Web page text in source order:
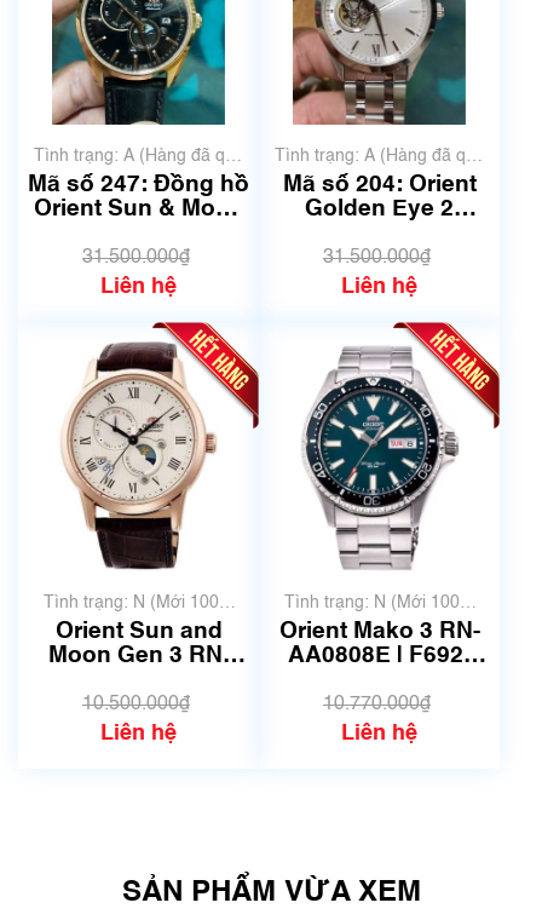
Tình trạng: A (Hàng đã qua
sử dụng nhưng rất đẹp,
không có xước)
Mã số 247: Đồng hồ
Orient Sun & Moon
nhật | Quang Lâm.
31.500.000₫
Liên hệ
Tình trạng: A (Hàng đã qua
sử dụng nhưng rất đẹp,
không có xước)
Mã số 204: Orient
Golden Eye 2
Hàng Nhật Nội địa
31.500.000₫
Liên hệ
Tình trạng: N (Mới 100%
chưa qua sử dụng)
Orient Sun and
Moon Gen 3 RN-
42mm | Mã số 6397
10.500.000₫
Liên hệ
Tình trạng: N (Mới 100%
chưa qua sử dụng)
Orient Mako 3 RN-
AA0808E | F692-
41.5mm | Mã số
6756
10.770.000₫
Liên hệ
SẢN PHẨM VỪA XEM